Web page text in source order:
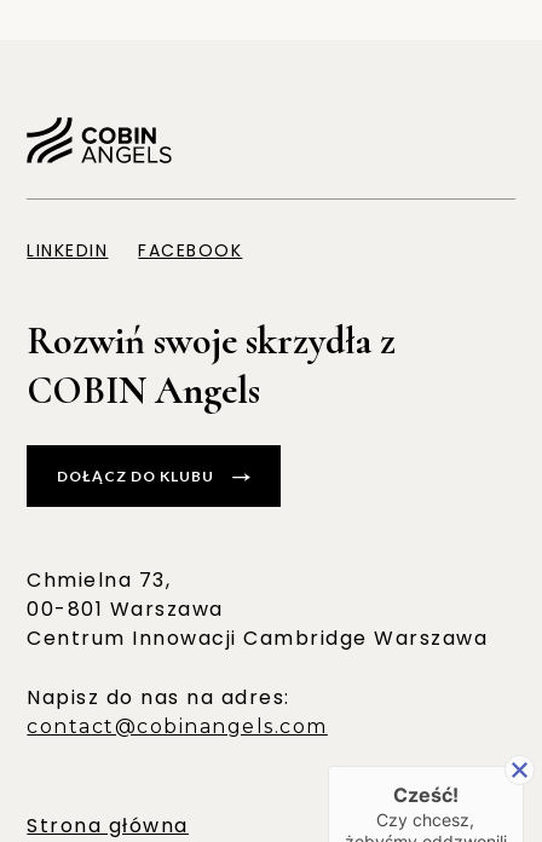
LINKEDIN FACEBOOK
Rozwiń swoje skrzydła z
COBIN Angels
DOŁĄCZ DO KLUBU
Napisz do nas na adres:
contact@cobinangels.com
Chmielna 73,
00-801 Warszawa
Centrum Innowacji Cambridge Warszawa
Strona główna
Cześć!
Czy chcesz,